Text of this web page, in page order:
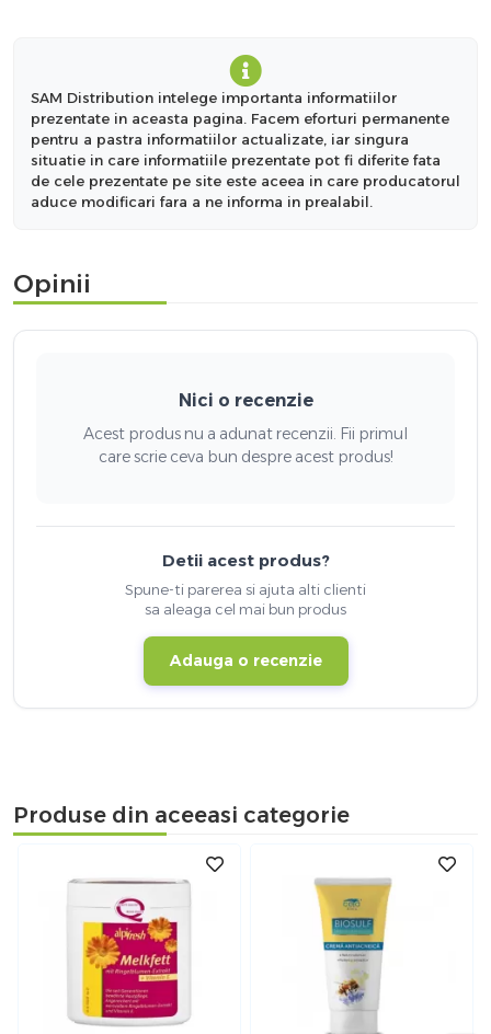
SAM Distribution intelege importanta informatiilor
prezentate in aceasta pagina. Facem eforturi permanente
pentru a pastra informatiilor actualizate, iar singura
situatie in care informatiile prezentate pot fi diferite fata
de cele prezentate pe site este aceea in care producatorul
aduce modificari fara a ne informa in prealabil.
Opinii
Nici o recenzie
Acest produs nu a adunat recenzii. Fii primul
care scrie ceva bun despre acest produs!
Detii acest produs?
Spune-ti parerea si ajuta alti clienti
sa aleaga cel mai bun produs
Adauga o recenzie
Produse din aceeasi categorie